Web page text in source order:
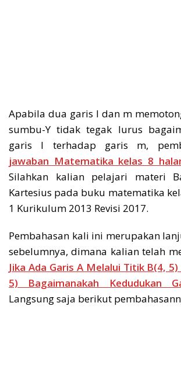
Apabila dua garis l dan m
sumbu-Y tidak tegak lurus
garis l terhadap garis m,
jawaban Matematika kelas 8
Silahkan kalian pelajari materi
Kartesius pada buku matematika
1 Kurikulum 2013 Revisi 2017.
Pembahasan kali ini merupakan
sebelumnya, dimana kalian telah
Jika Ada Garis A Melalui Titik B(4,
5) Bagaimanakah Kedudukan
Langsung saja berikut